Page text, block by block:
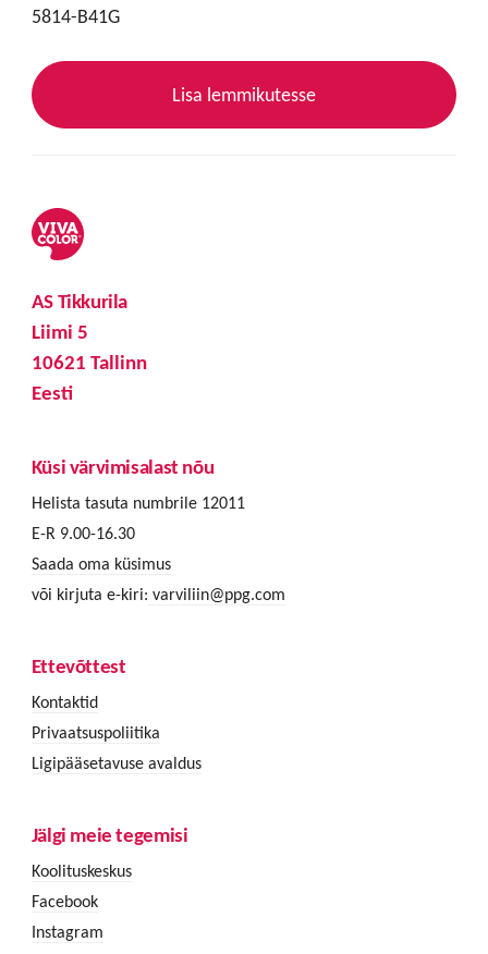
5814-B41G
Lisa lemmikutesse
AS Tikkurila
Liimi 5
10621 Tallinn
Eesti
Küsi värvimisalast nõu
Helista tasuta numbrile 12011
E-R 9.00-16.30
Saada oma küsimus
või kirjuta e-kiri: varviliin@ppg.com
Ettevõttest
Kontaktid
Privaatsuspoliitika
Ligipääsetavuse avaldus
Jälgi meie tegemisi
Koolituskeskus
Facebook
Instagram